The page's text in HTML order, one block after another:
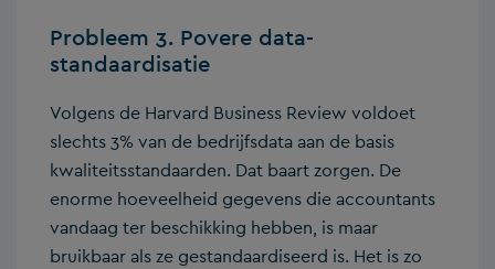
Probleem 3. Povere data-
standaardisatie
Volgens de Harvard Business Review voldoet
slechts 3% van de bedrijfsdata aan de basis
kwaliteitsstandaarden. Dat baart zorgen. De
enorme hoeveelheid gegevens die accountants
vandaag ter beschikking hebben, is maar
bruikbaar als ze gestandaardiseerd is. Het is zo